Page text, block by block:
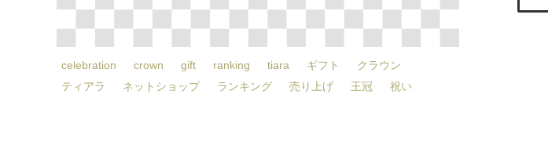
celebration crown gift ranking tiara ギフト
クラウン
ティアラ
ネットショップ ランキング 売り上げ 王冠 祝い